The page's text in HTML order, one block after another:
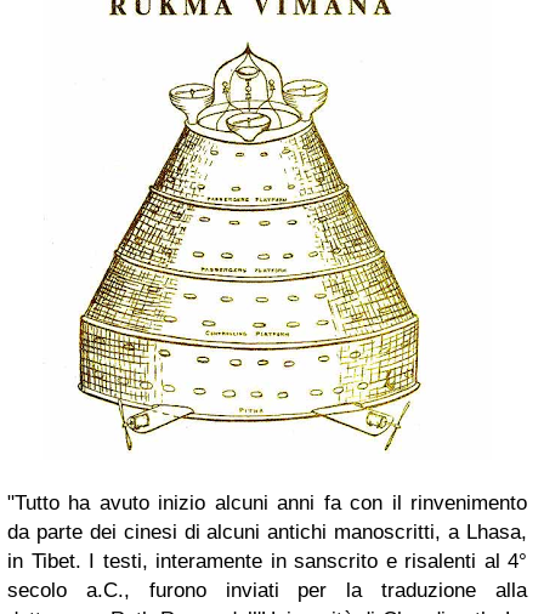
"Tutto ha avuto inizio alcuni anni fa con il rinvenimento
da parte dei cinesi di alcuni antichi manoscritti, a Lhasa,
in Tibet. I testi, interamente in sanscrito e risalenti al 4°
secolo a.C., furono inviati per la traduzione alla